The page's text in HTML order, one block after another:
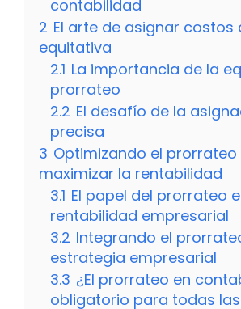
contabilidad
2 El arte de asignar costos
equitativa
2.1 La importancia de la
prorrateo
2.2 El desafío de la
precisa
3 Optimizando el
maximizar la rentabilidad
3.1 El papel del prorrateo
rentabilidad empresarial
3.2 Integrando el
estrategia empresarial
3.3 ¿El prorrateo en
obligatorio para todas las